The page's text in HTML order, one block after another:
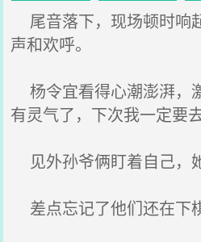
尾音落下，现场顿时响
声和欢呼。
杨令宜看得心潮澎湃，
有灵气了，下次我一定
见外孙爷俩盯着自己，
差点忘记了他们还在下